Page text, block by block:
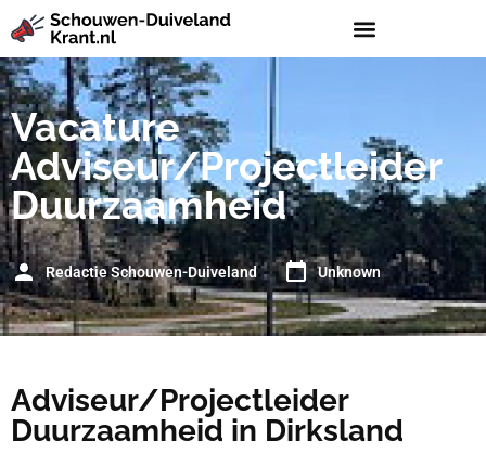
Vacature
Adviseur/Projectleider
Duurzaamheid
Redactie Schouwen-Duiveland Unknown
Adviseur/Projectleider
Duurzaamheid in Dirksland